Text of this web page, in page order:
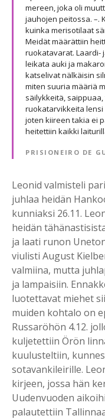
mereen, joka oli
jauhojen peitossa. –.
kuinka merisotilaat
Meidät määrättiin
ruokatavarat. Laardi-
leikata auki ja
katselivat nälkäisin
miten suuria määriä
säilykkeitä,
ruokatarvikkeita lensi
joten kiireen takia ei
heitettiin kaikki
PRISIONEIRO DE
Leonid valmisteli
juhlaa heidän
kunniaksi 26.11.
heidän
ja laati runon
viulisti August
valmiina, mutta
ja lampaisiin.
luotettavat miehet
muiden kohtalo on
Russaröhön 4.12.
kuljetettiin Örön
kuulusteltiin,
sotavankileirille.
kirjeen, jossa hän
Uudenvuoden
palautettiin